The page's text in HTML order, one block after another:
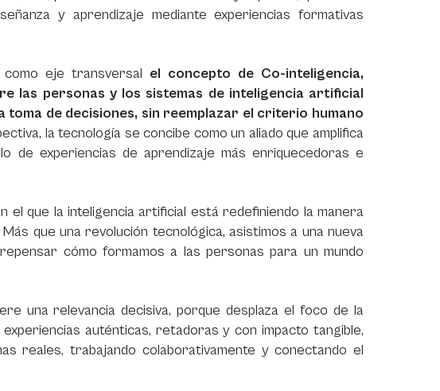
y aprendizaje mediante experiencias formativas
eje transversal el concepto de Co-inteligencia,
las personas y los sistemas de inteligencia artificial
de decisiones, sin reemplazar el criterio humano
la tecnología se concibe como un aliado que amplifica
de experiencias de aprendizaje más enriquecedoras e
el que la inteligencia artificial está redefiniendo la manera
que una revolución tecnológica, asistimos a una nueva
cómo formamos a las personas para un mundo
una relevancia decisiva, porque desplaza el foco de la
auténticas, retadoras y con impacto tangible,
reales, trabajando colaborativamente y conectando el